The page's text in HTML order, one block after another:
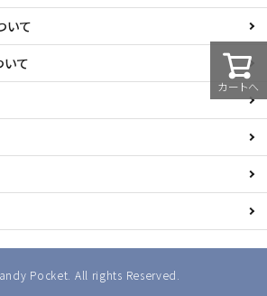
カートへ
いて
て
Pocket. All rights Reserved.